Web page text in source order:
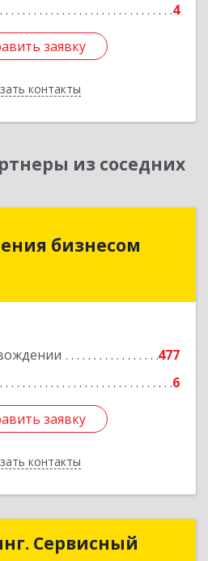
4
заявку
контакты
заявку
Назад
из соседних
бизнесом
477
6
заявку
контакты
бизнесом
Автономный округ
заявку
Назад
Сервисный
Сервисный